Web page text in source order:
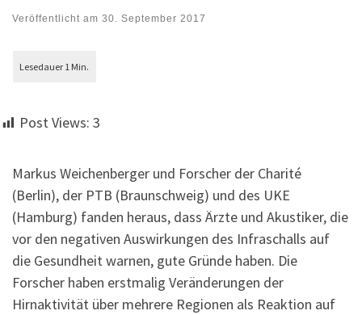
Veröffentlicht am 30. September 2017
Post Views: 3
Markus Weichenberger und Forscher der Charité
(Berlin), der PTB (Braunschweig) und des UKE
(Hamburg) fanden heraus, dass Ärzte und Akustiker, die
vor den negativen Auswirkungen des Infraschalls auf
die Gesundheit warnen, gute Gründe haben. Die
Forscher haben erstmalig Veränderungen der
Hirnaktivität über mehrere Regionen als Reaktion auf